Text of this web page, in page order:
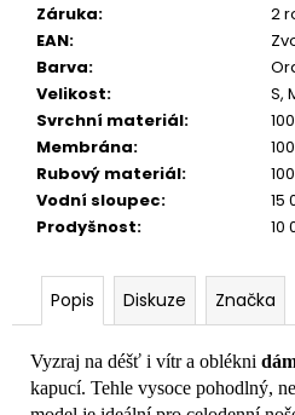
Záruka:
2
EAN:
Barva:
Velikost:
S,
Svrchní materiál:
Membrána:
Rubový materiál:
Vodní sloupec:
15
Prodyšnost: 10
Popis Diskuze Značka
Vyzraj na déšť i vítr a oblékni
kapucí. Tehle vysoce pohodlný,